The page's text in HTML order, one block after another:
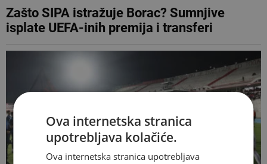
Zašto SIPA istražuje Borac? Sumnjive
isplate UEFA-inih premija i transferi
Ova internetska stranica
upotrebljava kolačiće.
Ova internetska stranica upotrebljava